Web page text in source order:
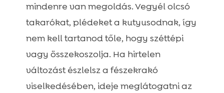
mindenre van megoldás. Vegyél olcsó
takarókat, plédeket a kutyusodnak, így
nem kell tartanod tőle, hogy széttépi
vagy összekoszolja. Ha hirtelen
változást észlelsz a fészekrakó
viselkedésében, ideje meglátogatni az